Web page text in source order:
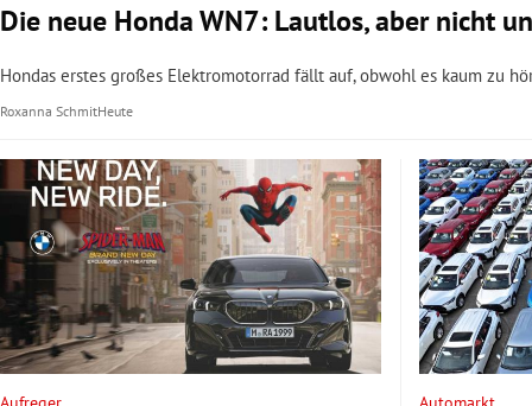
Die neue Honda WN7: Lautlos, aber nicht
Hondas erstes großes Elektromotorrad fällt auf, obwohl es kaum zu
Roxanna SchmitHeute